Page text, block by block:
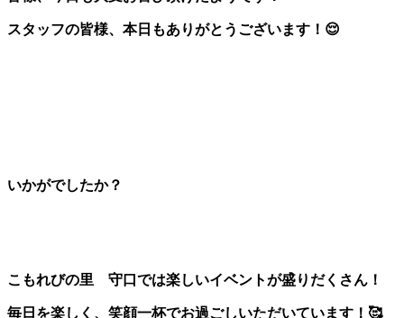
スタッフの皆様、本日もありがとうございます！😌
いかがでしたか？
こもれびの里 守口では楽しいイベントが盛りだくさん！
毎日を楽しく、笑顔一杯でお過ごしいただいています！🥰